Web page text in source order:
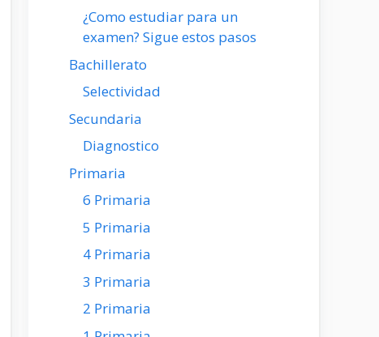
¿Como estudiar para un
examen? Sigue estos pasos
Bachillerato
Selectividad
Secundaria
Diagnostico
Primaria
6 Primaria
5 Primaria
4 Primaria
3 Primaria
2 Primaria